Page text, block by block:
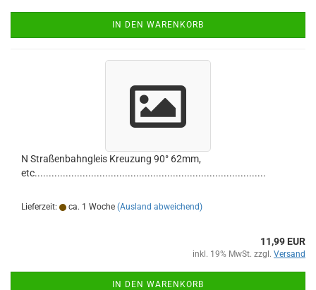
IN DEN WARENKORB
N Straßenbahngleis Kreuzung 90° 62mm,
etc..................................................................................
Lieferzeit: ca. 1 Woche (Ausland abweichend)
11,99 EUR
inkl. 19% MwSt. zzgl. Versand
IN DEN WARENKORB